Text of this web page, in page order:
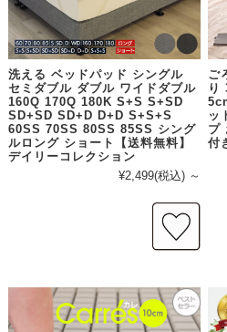
洗える ベッドパッド シングル
セミダブル ダブル ワイドダブル
160Q 170Q 180K S+S S+SD
SD+SD SD+D D+D S+S+S
60SS 70SS 80SS 85SS シング
ルロング ショート【送料無料】
デイリーコレクション
¥2,499(税込) ～
ご
り
ッ
プ
付